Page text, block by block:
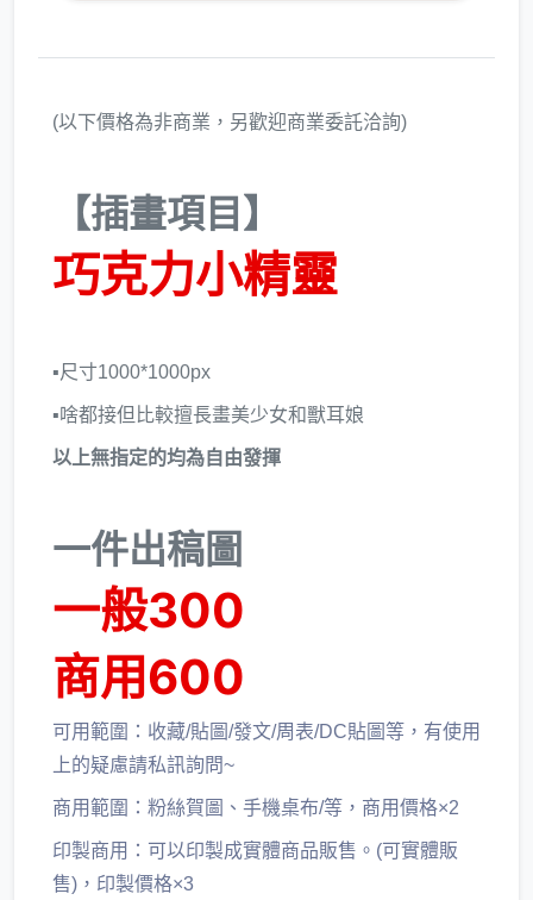
(以下價格為非商業，另歡迎商業委託洽詢)
【插畫項目】
巧克力小精靈
▪尺寸1000*1000px
▪啥都接但比較擅長畫美少女和獸耳娘
以上無指定的均為自由發揮
一件出稿圖
一般300
商用600
可用範圍：收藏/貼圖/發文/周表/DC貼圖等，有使用
上的疑慮請私訊詢問~
商用範圍：粉絲賀圖、手機桌布/等，商用價格×2
印製商用：可以印製成實體商品販售。(可實體販
售)，印製價格×3